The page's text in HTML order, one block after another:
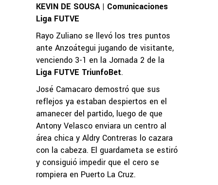
KEVIN DE SOUSA | Comunicaciones
Liga FUTVE
Rayo Zuliano se llevó los tres puntos
ante Anzoátegui jugando de visitante,
venciendo 3-1 en la Jornada 2 de la
Liga FUTVE TriunfoBet.
José Camacaro demostró que sus
reflejos ya estaban despiertos en el
amanecer del partido, luego de que
Antony Velasco enviara un centro al
área chica y Aldry Contreras lo cazara
con la cabeza. El guardameta se estiró
y consiguió impedir que el cero se
rompiera en Puerto La Cruz.